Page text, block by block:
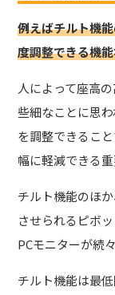
例えばチルト機
度調整できる機
人によって座高
些細なことに思
を調整できるこ
幅に軽減できる重
チルト機能のほ
させられるピボ
PCモニターが続
チルト機能は最